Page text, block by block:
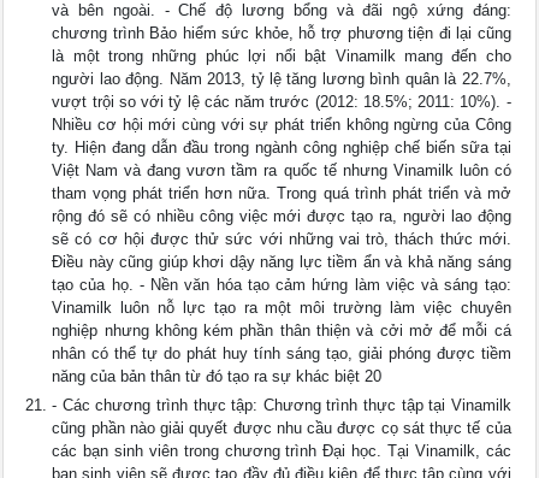
và bên ngoài. - Chế độ lương bổng và đãi ngộ xứng đáng:
chương trình Bảo hiểm sức khỏe, hỗ trợ phương tiện đi lại cũng
là một trong những phúc lợi nổi bật Vinamilk mang đến cho
người lao động. Năm 2013, tỷ lệ tăng lương bình quân là 22.7%,
vượt trội so với tỷ lệ các năm trước (2012: 18.5%; 2011: 10%). -
Nhiều cơ hội mới cùng với sự phát triển không ngừng của Công
ty. Hiện đang dẫn đầu trong ngành công nghiệp chế biến sữa tại
Việt Nam và đang vươn tầm ra quốc tế nhưng Vinamilk luôn có
tham vọng phát triển hơn nữa. Trong quá trình phát triển và mở
rộng đó sẽ có nhiều công việc mới được tạo ra, người lao động
sẽ có cơ hội được thử sức với những vai trò, thách thức mới.
Điều này cũng giúp khơi dậy năng lực tiềm ẩn và khả năng sáng
tạo của họ. - Nền văn hóa tạo cảm hứng làm việc và sáng tạo:
Vinamilk luôn nỗ lực tạo ra một môi trường làm việc chuyên
nghiệp nhưng không kém phần thân thiện và cởi mở để mỗi cá
nhân có thể tự do phát huy tính sáng tạo, giải phóng được tiềm
năng của bản thân từ đó tạo ra sự khác biệt 20
- Các chương trình thực tập: Chương trình thực tập tại Vinamilk
cũng phần nào giải quyết được nhu cầu được cọ sát thực tế của
các bạn sinh viên trong chương trình Đại học. Tại Vinamilk, các
bạn sinh viên sẽ được tạo đầy đủ điều kiện để thực tập cùng với